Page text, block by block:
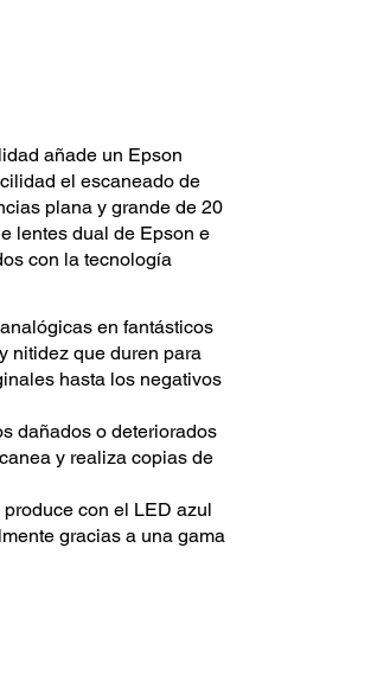
añade un Epson
el escaneado de
plana y grande de 20
lentes dual de Epson e
con la tecnología
en fantásticos
nitidez que duren para
hasta los negativos
dañados o deteriorados
y realiza copias de
con el LED azul
gracias a una gama